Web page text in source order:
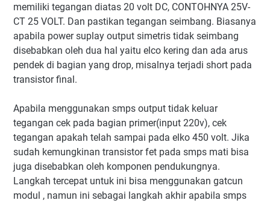
memiliki tegangan diatas 20 volt DC, CONTOHNYA 25V-
CT 25 VOLT. Dan pastikan tegangan seimbang. Biasanya
apabila power suplay output simetris tidak seimbang
disebabkan oleh dua hal yaitu elco kering dan ada arus
pendek di bagian yang drop, misalnya terjadi short pada
transistor final.
Apabila menggunakan smps output tidak keluar
tegangan cek pada bagian primer(input 220v), cek
tegangan apakah telah sampai pada elko 450 volt. Jika
sudah kemungkinan transistor fet pada smps mati bisa
juga disebabkan oleh komponen pendukungnya.
Langkah tercepat untuk ini bisa menggunakan gatcun
modul , namun ini sebagai langkah akhir apabila smps